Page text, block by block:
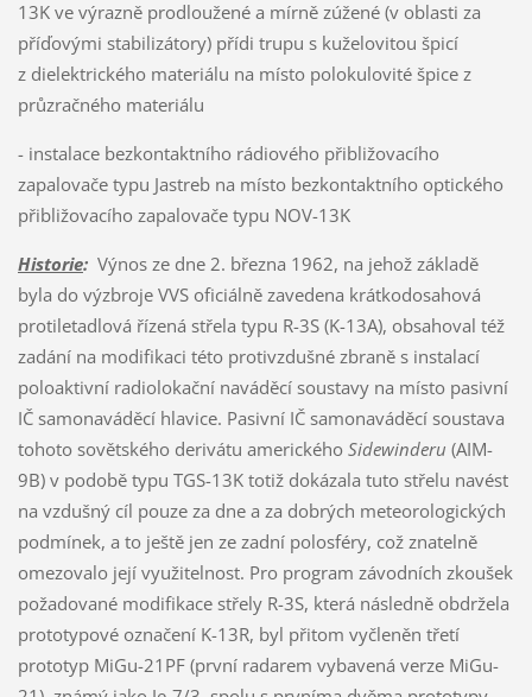
13K ve výrazně prodloužené a mírně zúžené (v oblasti za
příďovými stabilizátory) přídi trupu s kuželovitou špicí
z dielektrického materiálu na místo polokulovité špice z
průzračného materiálu
- instalace bezkontaktního rádiového přibližovacího
zapalovače typu Jastreb na místo bezkontaktního optického
přibližovacího zapalovače typu NOV-13K
Historie:Výnos ze dne 2. března 1962, na jehož základě
byla do výzbroje VVS oficiálně zavedena krátkodosahová
protiletadlová řízená střela typu R-3S (K-13A), obsahoval též
zadání na modifikaci této protivzdušné zbraně s instalací
poloaktivní radiolokační naváděcí soustavy na místo pasivní
IČ samonaváděcí hlavice. Pasivní IČ samonaváděcí soustava
tohoto sovětského derivátu amerického Sidewinderu (AIM-
9B) v podobě typu TGS-13K totiž dokázala tuto střelu navést
na vzdušný cíl pouze za dne a za dobrých meteorologických
podmínek, a to ještě jen ze zadní polosféry, což znatelně
omezovalo její využitelnost. Pro program závodních zkoušek
požadované modifikace střely R-3S, která následně obdržela
prototypové označení K-13R, byl přitom vyčleněn třetí
prototyp MiGu-21PF (první radarem vybavená verze MiGu-